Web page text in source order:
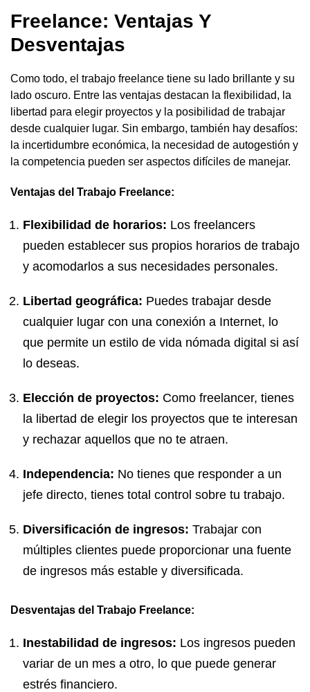
Freelance: Ventajas Y
Desventajas
Como todo, el trabajo freelance tiene su lado brillante y su
lado oscuro. Entre las ventajas destacan la flexibilidad, la
libertad para elegir proyectos y la posibilidad de trabajar
desde cualquier lugar. Sin embargo, también hay desafíos:
la incertidumbre económica, la necesidad de autogestión y
la competencia pueden ser aspectos difíciles de manejar.
Ventajas del Trabajo Freelance:
Flexibilidad de horarios: Los freelancers
pueden establecer sus propios horarios de trabajo
y acomodarlos a sus necesidades personales.
Libertad geográfica: Puedes trabajar desde
cualquier lugar con una conexión a Internet, lo
que permite un estilo de vida nómada digital si así
lo deseas.
Elección de proyectos: Como freelancer, tienes
la libertad de elegir los proyectos que te interesan
y rechazar aquellos que no te atraen.
Independencia: No tienes que responder a un
jefe directo, tienes total control sobre tu trabajo.
Diversificación de ingresos: Trabajar con
múltiples clientes puede proporcionar una fuente
de ingresos más estable y diversificada.
Desventajas del Trabajo Freelance:
Inestabilidad de ingresos: Los ingresos pueden
variar de un mes a otro, lo que puede generar
estrés financiero.